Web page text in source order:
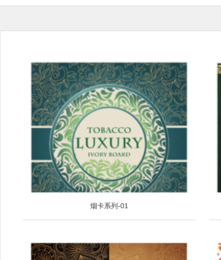
烟卡系列-01